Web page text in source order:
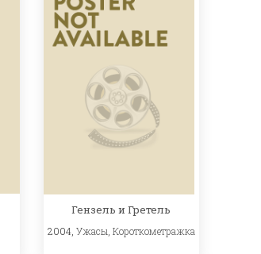
Гензель и Гретель
2004, Ужасы Короткометражка